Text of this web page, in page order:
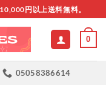
円以上送料無料。
0
05058386614